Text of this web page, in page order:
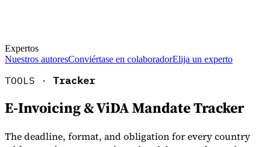
Expertos
Nuestros autoresConviértase en colaboradorElija un experto
TOOLS · Tracker
E-Invoicing & ViDA Mandate Tracker
The deadline, format, and obligation for every country